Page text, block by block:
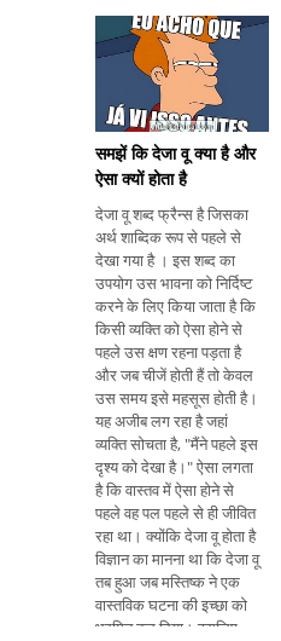
शिरापरक थ्रोम्बिसिस की
उपस्थिति। यह रेशेदार संयोजी
ऊतक, एडीपोज
समझें कि देजा वू क्या है और
ऐसा क्यों होता है
देजा वू शब्द फ्रैन्स है जिसका
अर्थ शाब्दिक रूप से पहले से
देखा गया है । इस शब्द का
उपयोग उस भावना को निर्दिष्ट
करने के लिए किया जाता है कि
किसी व्यक्ति को ऐसा होने से
पहले उस क्षण रहना पड़ता है
और जब चीजें होती हैं तो केवल
उस समय इसे महसूस होती है।
यह अजीब लग रहा है जहां
व्यक्ति सोचता है, "मैंने पहले इस
दृश्य को देखा है।" ऐसा लगता
है कि वास्तव में ऐसा होने से
पहले वह पल पहले से ही जीवित
रहा था। क्योंकि देजा वू होता है
विज्ञान का मानना ​​था कि देजा वू
तब हुआ जब मस्तिष्क ने एक
वास्तविक घटना की इच्छा को
भ्रमित कर दिया। इसलिए